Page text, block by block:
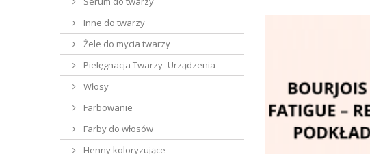
Inne do twarzy
Żele do mycia twarzy
Pielęgnacja Twarzy- Urządzenia
Włosy
Farbowanie
Farby do włosów
Henny koloryzujące